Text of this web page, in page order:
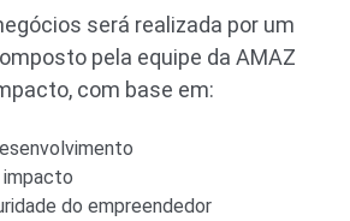
será realizada por um
pela equipe da AMAZ
com base em:
do empreendedor